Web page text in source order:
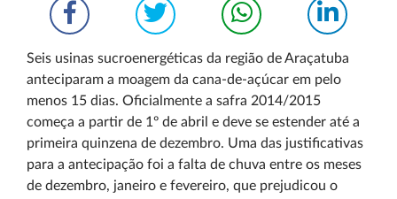
Seis usinas sucroenergéticas da região de Araçatuba
anteciparam a moagem da cana-de-açúcar em pelo
menos 15 dias. Oficialmente a safra 2014/2015
começa a partir de 1º de abril e deve se estender até a
primeira quinzena de dezembro. Uma das justificativas
para a antecipação foi a falta de chuva entre os meses
de dezembro, janeiro e fevereiro, que prejudicou o